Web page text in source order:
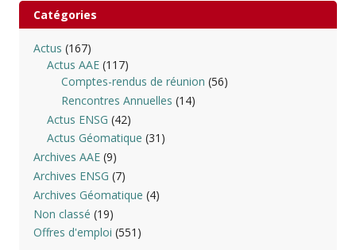
Catégories
Actus (167)
Actus AAE (117)
Comptes-rendus de réunion (56)
Rencontres Annuelles (14)
Actus ENSG (42)
Actus Géomatique (31)
Archives AAE(9)
Archives ENSG (7)
Archives Géomatique (4)
Non classé (19)
Offres d'emploi (551)